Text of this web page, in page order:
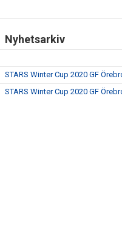
TRÄNINGSAVGIFTER
LAGFÖRÄLDER
ANMÄL DIG HÄR!
Nyhetsarkiv
STARS Winter Cup 2020 GF
STARS Winter Cup 2020 GF